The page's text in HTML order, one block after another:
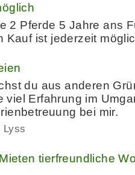
2 Pferde 5 Jahre ans
Kauf ist jederzeit
du aus anderen
viel Erfahrung im
bei mir.
Lyss
tierfreundliche